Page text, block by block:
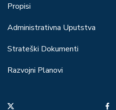
Propisi
Administrativna Uputstva
Strateški Dokumenti
Razvojni Planovi